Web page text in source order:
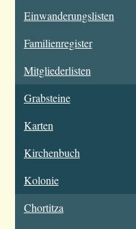
Einwanderungslisten
Familienregister
Mitgliederlisten
Grabsteine
Karten
Kirchenbuch
Kolonie
Chortitza